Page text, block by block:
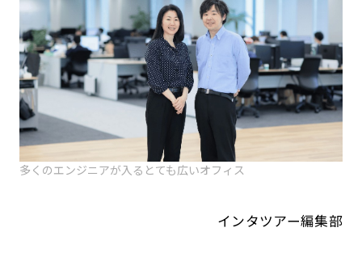
多くのエンジニアが入るとても広いオフィス
インタツアー編集部